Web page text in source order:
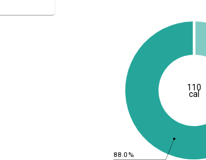
88.0%
110
cal